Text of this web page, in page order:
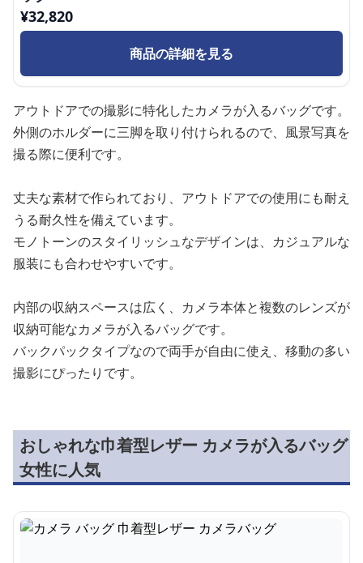
¥32,820
商品の詳細を見る
アウトドアでの撮影に特化したカメラが入るバッグです。
外側のホルダーに三脚を取り付けられるので、風景写真を
撮る際に便利です。
丈夫な素材で作られており、アウトドアでの使用にも耐え
うる耐久性を備えています。
モノトーンのスタイリッシュなデザインは、カジュアルな
服装にも合わせやすいです。
内部の収納スペースは広く、カメラ本体と複数のレンズが
収納可能なカメラが入るバッグです。
バックパックタイプなので両手が自由に使え、移動の多い
撮影にぴったりです。
おしゃれな巾着型レザー カメラが入るバッグ
女性に人気